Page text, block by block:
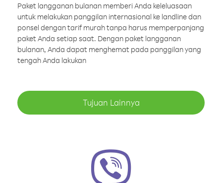
Paket langganan bulanan memberi Anda keleluasaan
untuk melakukan panggilan internasional ke landline dan
ponsel dengan tarif murah tanpa harus memperpanjang
paket Anda setiap saat. Dengan paket langganan
bulanan, Anda dapat menghemat pada panggilan yang
tengah Anda lakukan
Tujuan Lainnya